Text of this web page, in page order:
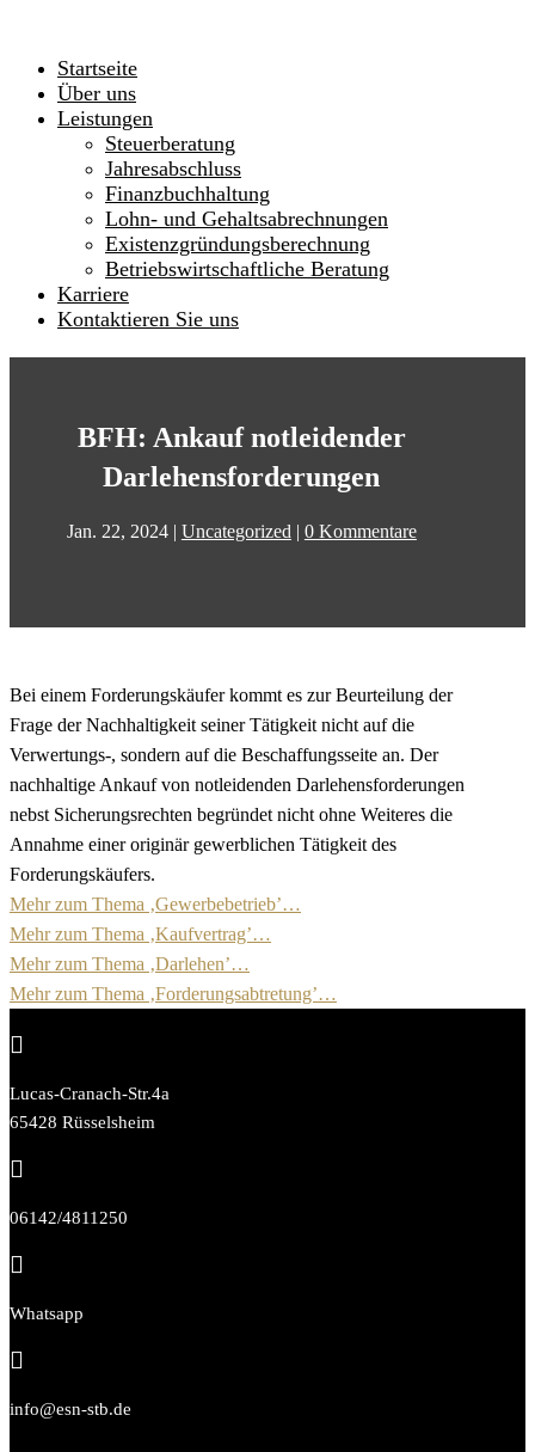
Startseite
Über uns
Leistungen
Steuerberatung
Jahresabschluss
Finanzbuchhaltung
Lohn- und Gehaltsabrechnungen
Existenzgründungsberechnung
Betriebswirtschaftliche Beratung
Karriere
Kontaktieren Sie uns
BFH: Ankauf notleidender
Darlehensforderungen
Jan. 22, 2024| Uncategorized | 0 Kommentare
Bei einem Forderungskäufer kommt es zur Beurteilung der
Frage der Nachhaltigkeit seiner Tätigkeit nicht auf die
Verwertungs-, sondern auf die Beschaffungsseite an. Der
nachhaltige Ankauf von notleidenden Darlehensforderungen
nebst Sicherungsrechten begründet nicht ohne Weiteres die
Annahme einer originär gewerblichen Tätigkeit des
Forderungskäufers.
Mehr zum Thema ‚Gewerbebetrieb’…
Mehr zum Thema ‚Kaufvertrag’…
Mehr zum Thema ‚Darlehen’…
Mehr zum Thema ‚Forderungsabtretung’…

Lucas-Cranach-Str.4a
65428 Rüsselsheim

06142/4811250

Whatsapp

info@esn-stb.de